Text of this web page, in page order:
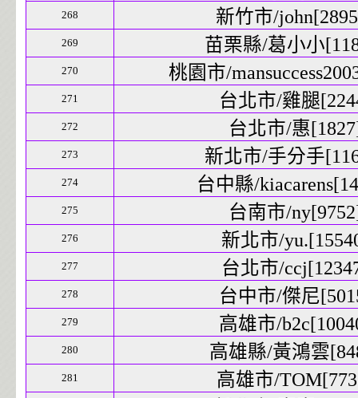
268 新竹市/
269 苗栗縣/葛小小
270 桃園市/
271 台北市/雞腿
272 台北市/惠
273 新北市/手分手
274 台中縣/
275 台南市/
276 新北市/
277 台北市/
278 台中市/傑尼
279 高雄市/
280 高雄縣/黃鴻雲
281 高雄市/